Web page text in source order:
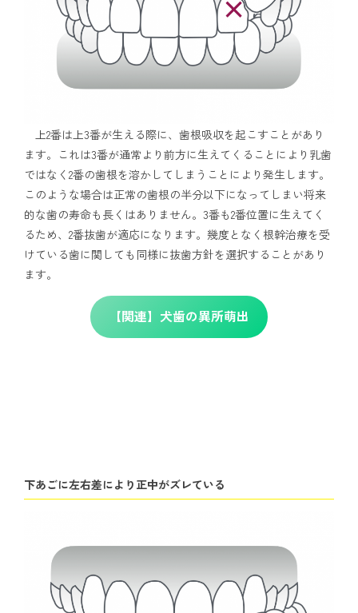
上2番は上3番が生える際に、歯根吸収を起こすことがあり
ます。これは3番が通常より前方に生えてくることにより乳歯
ではなく2番の歯根を溶かしてしまうことにより発生します。
このような場合は正常の歯根の半分以下になってしまい将来
的な歯の寿命も長くはありません。3番も2番位置に生えてく
るため、2番抜歯が適応になります。幾度となく根幹治療を受
けている歯に関しても同様に抜歯方針を選択することがあり
ます。
【関連】犬歯の異所萌出
下あごに左右差により正中がズレている